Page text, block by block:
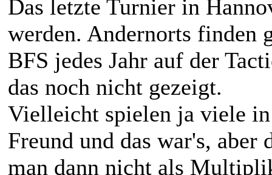
Das letzte Turnier in
werden. Andernorts finden
BFS jedes Jahr auf der
das noch nicht gezeigt.
Vielleicht spielen ja viele
Freund und das war's, aber
man dann nicht als